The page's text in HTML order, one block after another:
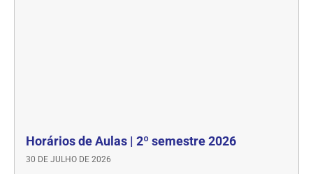
Horários de Aulas | 2º semestre 2026
30 DE JULHO DE 2026